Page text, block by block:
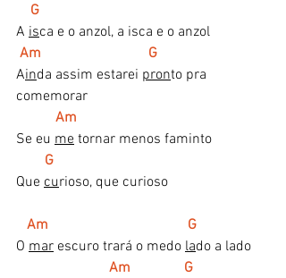
G
A isca e o anzol, a isca e o anzol
Am                              G
Ainda assim estarei pronto pra
comemorar
Am
Se eu me tornar menos faminto
G
Que curioso, que curioso
Am                                       G
O mar escuro trará o medo lado a lado
   Am               G